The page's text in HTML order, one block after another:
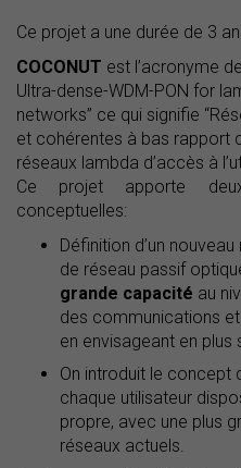
Ce projet a une durée de 3
COCONUT est l’acronyme
Ultra-dense-WDM-PON for
networks” ce qui signifie
et cohérentes à bas rapport
réseaux lambda d’accès à
Ce projet apporte
conceptuelles:
Définition d’un
de réseau passif
grande capacité au
des communications
en envisageant en plus
On introduit le concept
chaque utilisateur
propre, avec une plus
réseaux actuels.